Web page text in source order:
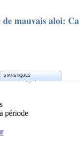
mauvais aloi:
STATISTIQUES